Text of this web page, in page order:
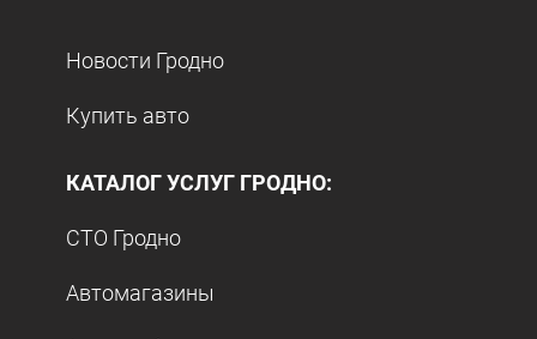
Новости Гродно
Купить авто
КАТАЛОГ УСЛУГ ГРОДНО:
СТО Гродно
Автомагазины